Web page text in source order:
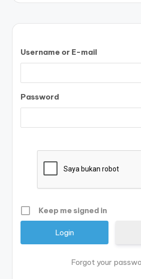
Username or E-mail
Password
Keep me signed in
Forgot your